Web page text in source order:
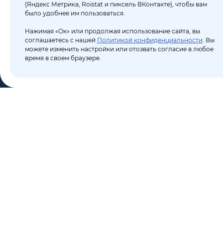
(Яндекс Метрика, Roistat и пиксель ВКонтакте), чтобы вам
было удобнее им пользоваться.
Нажимая «Ок» или продолжая использование сайта, вы
соглашаетесь с нашей Политикой конфиденциальности. Вы
можете изменить настройки или отозвать согласие в любое
время в своем браузере.